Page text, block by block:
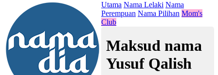
Utama Nama Lelaki Nama
Perempuan Nama Pilihan Mom's
Club
Maksud nama
Yusuf Qalish